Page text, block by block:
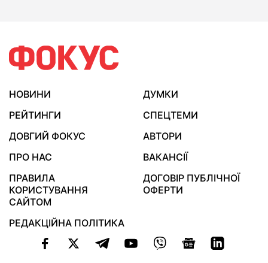
НОВИНИ
ДУМКИ
РЕЙТИНГИ
СПЕЦТЕМИ
ДОВГИЙ ФОКУС
АВТОРИ
ПРО НАС
ВАКАНСІЇ
ПРАВИЛА
КОРИСТУВАННЯ
САЙТОМ
ДОГОВІР ПУБЛІЧНОЇ
ОФЕРТИ
РЕДАКЦІЙНА ПОЛІТИКА